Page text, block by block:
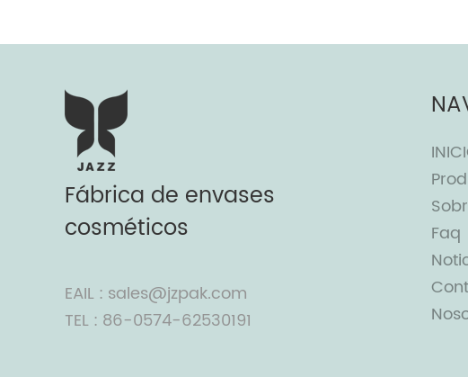
Fábrica de envases
cosméticos
EAIL : sales@jzpak.com
TEL : 86-0574-62530191
Faq